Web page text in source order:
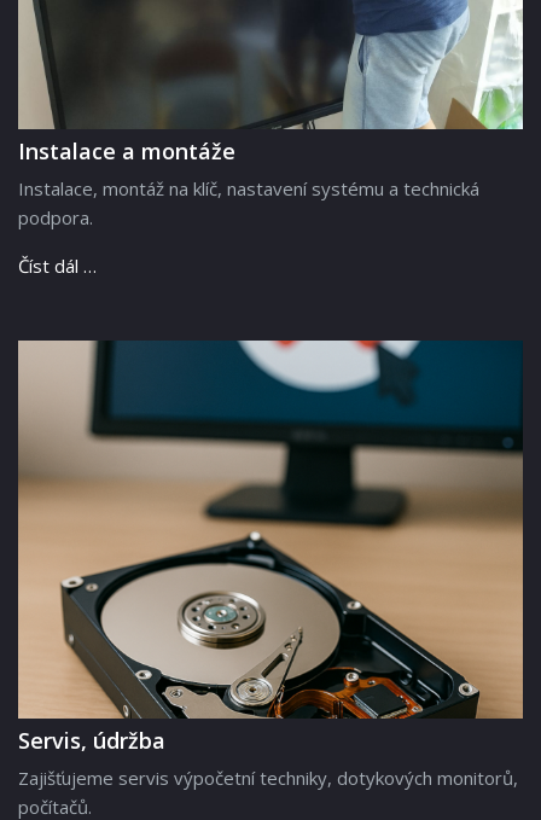
Instalace a montáže
Instalace, montáž na klíč, nastavení systému a technická
podpora.
Číst dál …
Servis, údržba
Zajišťujeme servis výpočetní techniky, dotykových monitorů,
počítačů.